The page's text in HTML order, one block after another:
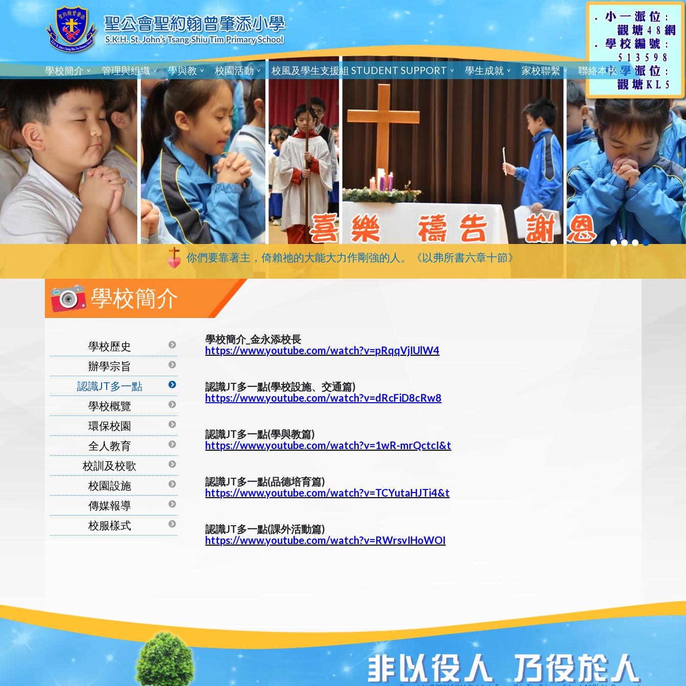
學校簡介 管理與組織 學與教 校園活動 校風及學生支援組 STUDENT SUPPORT 學生成就 家校聯繫 聯絡本校
你們要靠著主，倚賴祂的大能大力作剛強的人。《以弗所書六章十節》
學校簡介
學校歷史
辦學宗旨
認識JT多一點
學校概覽
環保校園
全人教育
校訓及校歌
校園設施
傳媒報導
校服樣式
學校簡介_金永添校長
https://www.youtube.com/watch?v=pRqqVjIUlW4
認識JT多一點(學校設施、交通篇)
https://www.youtube.com/watch?v=dRcFiD8cRw8
認識JT多一點(學與教篇)
https://www.youtube.com/watch?v=1wR-mrQctcI&t
認識JT多一點(品德培育篇)
https://www.youtube.com/watch?v=TCYutaHJTi4&t
認識JT多一點(課外活動篇)
https://www.youtube.com/watch?v=RWrsvIHoWOI